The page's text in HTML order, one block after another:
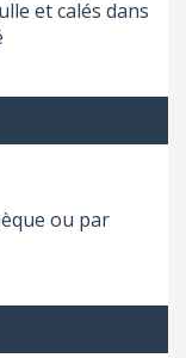
et calés dans
ou par